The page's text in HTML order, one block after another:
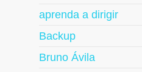
aprenda a dirigir
Backup
Bruno Ávila